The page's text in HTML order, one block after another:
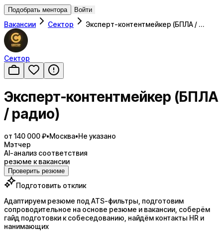
Подобрать ментора Войти
Вакансии Сектор Эксперт-контентмейкер (БПЛА / …
Сектор
Эксперт-контентмейкер (БПЛА
/ радио)
от 140 000 ₽•Москва•Не указано
Мэтчер
AI-анализ соответствия
резюме к вакансии
Проверить резюме
Подготовить отклик
Адаптируем резюме под ATS-фильтры, подготовим
сопроводительное на основе резюме и вакансии, соберём
гайд подготовки к собеседованию, найдём контакты HR и
нанимающих